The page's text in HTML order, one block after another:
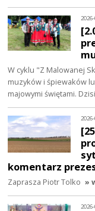
W cyklu "Z Malowanej
muzyków i śpiewaków
majowymi świętami.
komentarz
Zaprasza Piotr Tolko »